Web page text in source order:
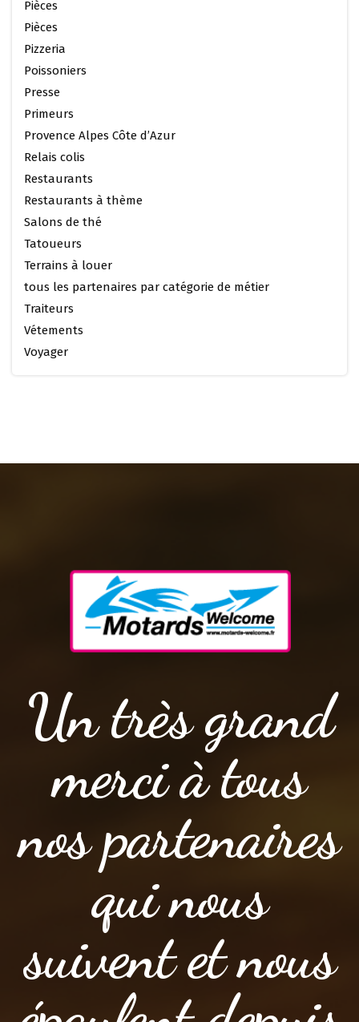
Pièces
Pièces
Pizzeria
Poissoniers
Presse
Primeurs
Provence Alpes Côte d’Azur
Relais colis
Restaurants
Restaurants à thème
Salons de thé
Tatoueurs
Terrains à louer
tous les partenaires par catégorie de métier
Traiteurs
Vétements
Voyager
Un très grand
merci à tous
nos partenaires
qui nous
suivent et nous